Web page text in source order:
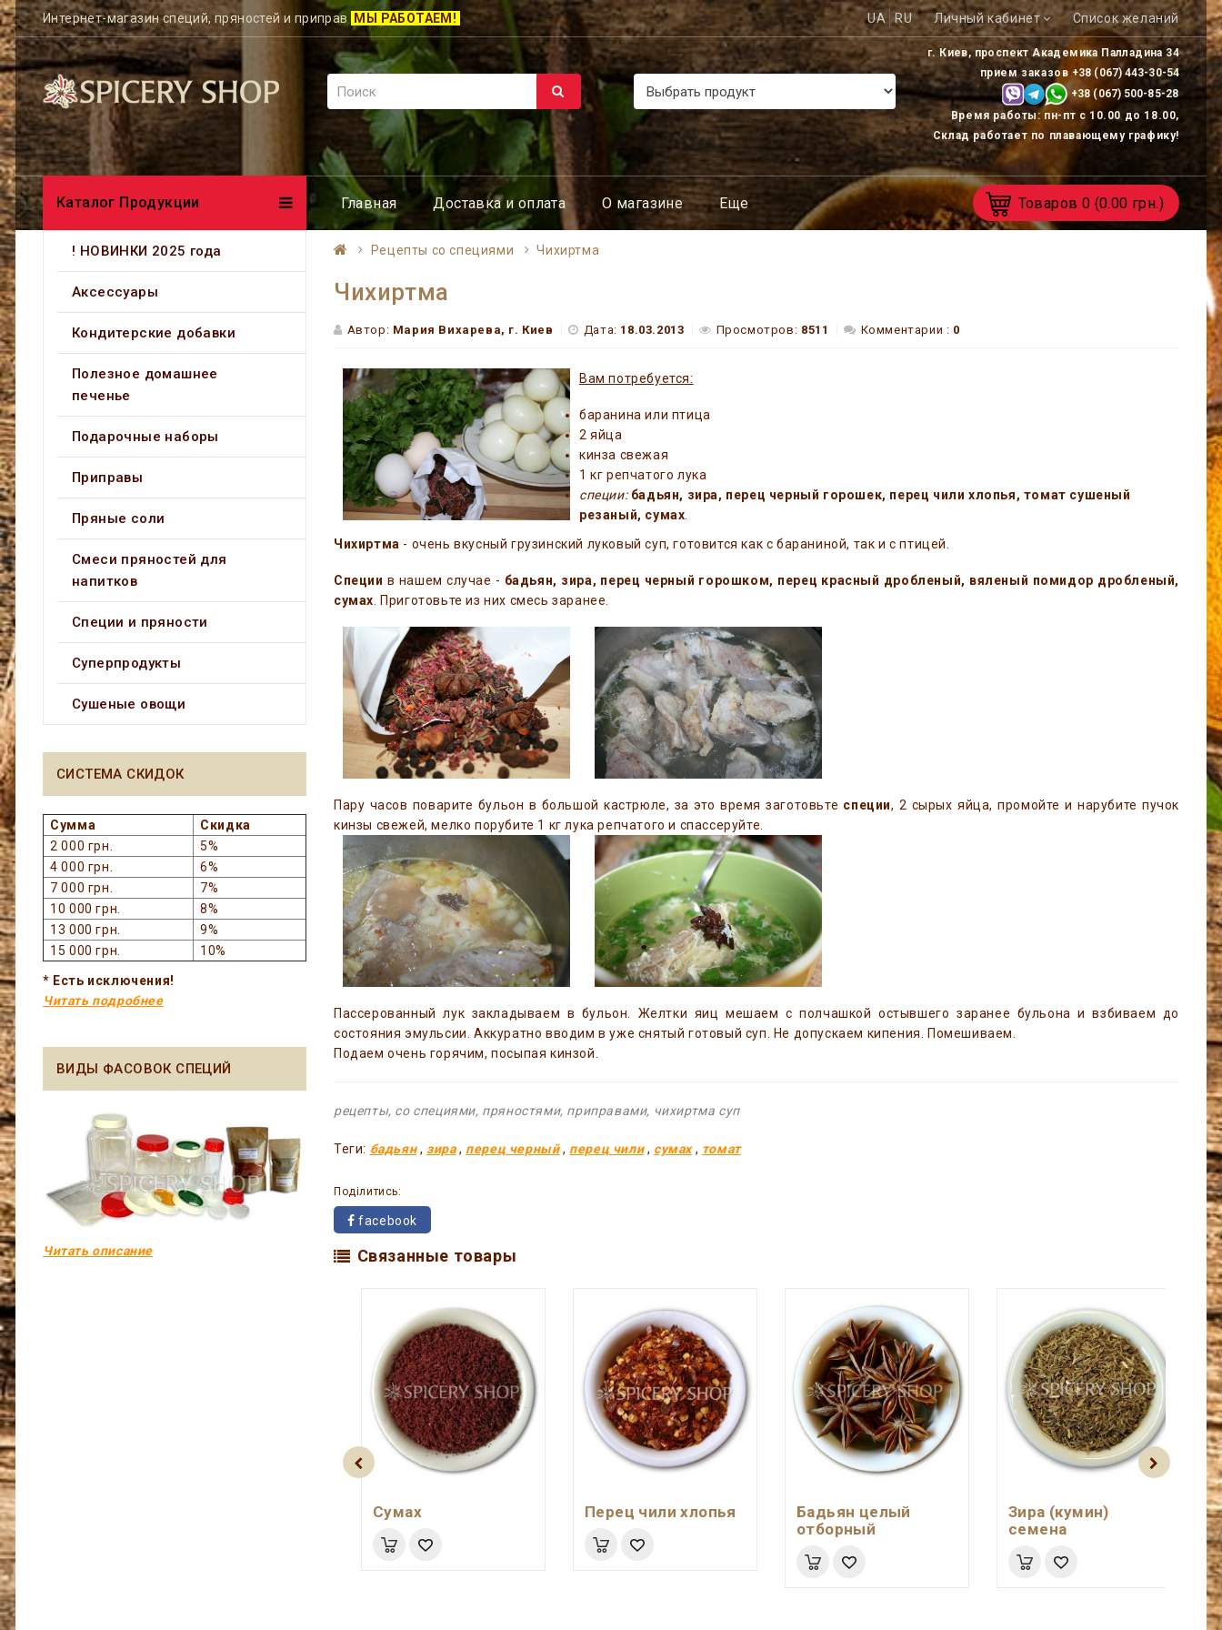
Интернет-магазин специй, пряностей и приправ МЫ РАБОТАЕМ! UA RU Личный кабинет Список желаний
г. Киев, проспект Академика Палладина 34
прием заказов +38 (067) 443-30-54
+38 (067) 500-85-28
Время работы: пн-пт с 10.00 до 18.00,
Склад работает по плавающему графику!
Товаров 0 (0.00 грн.)
Главная Доставка и оплата О магазине Еще
Рецепты со специями Чихиртма
Каталог Продукции
! НОВИНКИ 2025 года
Аксессуары
Кондитерские добавки
Полезное домашнее
печенье
Подарочные наборы
Приправы
Пряные соли
Смеси пряностей для
напитков
Специи и пряности
Суперпродукты
Сушеные овощи
СИСТЕМА СКИДОК
Сумма
Скидка
2 000 грн.
5%
4 000 грн.
6%
7 000 грн.
7%
10 000 грн.
8%
13 000 грн.
9%
15 000 грн.
10%
* Есть исключения!
Читать подробнее
ВИДЫ ФАСОВОК СПЕЦИЙ
Читать описание
Чихиртма
Автор: Мария Вихарева, г. Киев Дата: 18.03.2013 Просмотров: 8511 Комментарии : 0
Вам потребуется:
баранина или птица
2 яйца
кинза свежая
1 кг репчатого лука
специи: бадьян, зира, перец черный горошек, перец чили хлопья, томат сушеный
резаный, сумах
Чихиртма - очень вкусный грузинский луковый суп, готовится как с бараниной, так и с птицей.
Специи в нашем случае - бадьян, зира, перец черный горошком, перец красный дробленый, вяленый помидор дробленый,
сумах . Приготовьте из них смесь заранее.
Пару часов поварите бульон в большой кастрюле, за это время заготовьте специи, 2 сырых яйца, промойте и нарубите пучок
кинзы свежей, мелко порубите 1 кг лука репчатого и спассеруйте.
Пассерованный лук закладываем в бульон. Желтки яиц мешаем с полчашкой остывшего заранее бульона и взбиваем до
состояния эмульсии. Аккуратно вводим в уже снятый готовый суп. Не допускаем кипения. Помешиваем.
Подаем очень горячим, посыпая кинзой.
рецепты, со специями, пряностями, приправами, чихиртма суп
Теги: бадьян, зира, перец черный, перец чили, сумах, томат
Поділитись:
facebook
Связанные товары
Сумах Перец чили хлопья
Бадьян целый
отборный
Зира (кумин)
семена